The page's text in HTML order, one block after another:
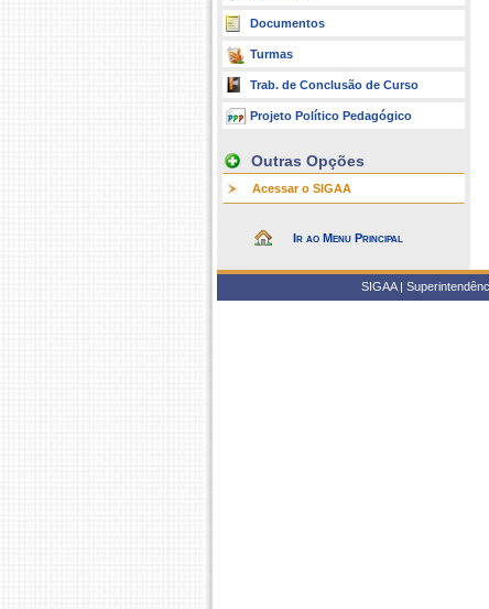
Documentos
Turmas
Trab. de Conclusão de Curso
Projeto Político Pedagógico
Outras Opções
Acessar o SIGAA
Ir ao Menu Principal
SIGAA |